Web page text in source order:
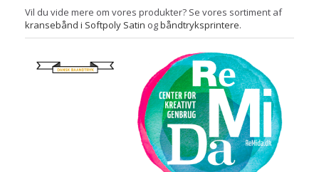
Vil du vide mere om vores produkter? Se vores sortiment af
kransebånd i Softpoly Satin ogbåndtryksprintere.